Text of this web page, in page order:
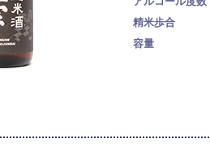
精米歩合
容量